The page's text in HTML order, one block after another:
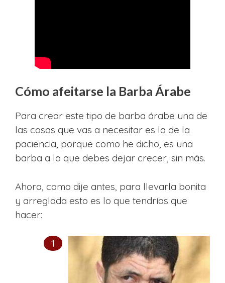
Cómo afeitarse la Barba Árabe
Para crear este tipo de barba árabe una de
las cosas que vas a necesitar es la de la
paciencia, porque como he dicho, es una
barba a la que debes dejar crecer, sin más.
Ahora, como dije antes, para llevarla bonita
y arreglada esto es lo que tendrías que
hacer: